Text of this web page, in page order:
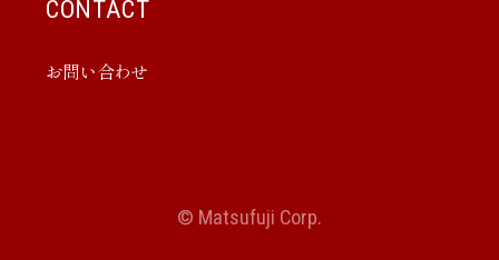
CONTACT
お問い合わせ
© Matsufuji Corp.